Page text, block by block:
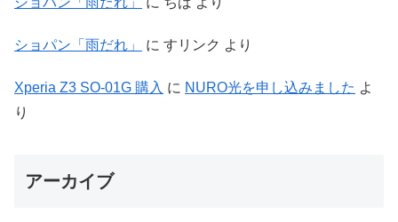
ショパン「雨だれ」 に すリンク より
Xperia Z3 SO-01G 購入 に NURO光を申し込みました よ
り
アーカイブ